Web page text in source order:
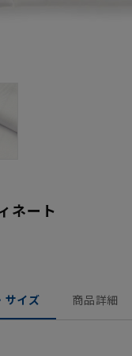
ネート
サイズ 商品詳細